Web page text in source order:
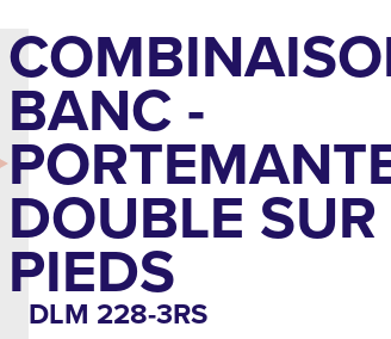
BANC -
DOUBLE SUR
PIEDS
DLM 228-3RS